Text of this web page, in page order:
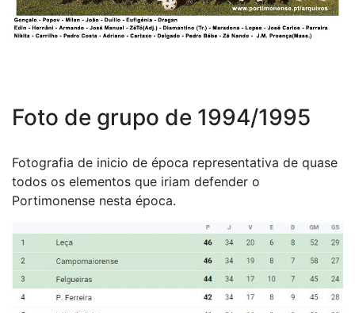
Foto de grupo de 1994/1995
Fotografia de inicio de época representativa de quase
todos os elementos que iriam defender o
Portimonense nesta época.